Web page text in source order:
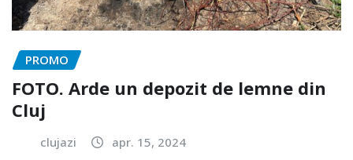
PROMO
FOTO. Arde un depozit de lemne din
Cluj
clujazi apr. 15, 2024